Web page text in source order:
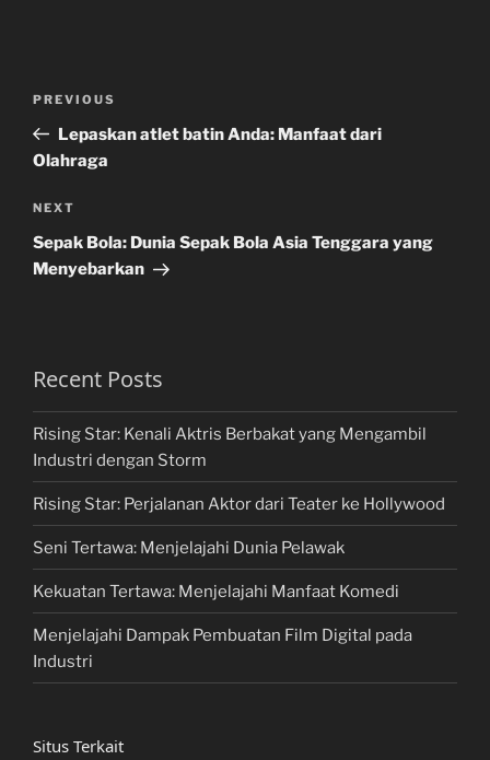
Previous
Post
PREVIOUS
Lepaskan atlet batin Anda: Manfaat dari
Olahraga
Next
Post
NEXT
Sepak Bola: Dunia Sepak Bola Asia Tenggara yang
Menyebarkan
Recent Posts
Rising Star: Kenali Aktris Berbakat yang Mengambil
Industri dengan Storm
Rising Star: Perjalanan Aktor dari Teater ke Hollywood
Seni Tertawa: Menjelajahi Dunia Pelawak
Kekuatan Tertawa: Menjelajahi Manfaat Komedi
Menjelajahi Dampak Pembuatan Film Digital pada
Industri
Situs Terkait